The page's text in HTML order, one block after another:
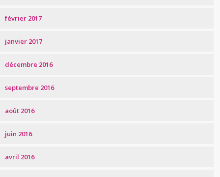
février 2017
janvier 2017
décembre 2016
septembre 2016
août 2016
juin 2016
avril 2016